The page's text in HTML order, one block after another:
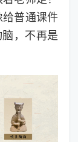
普通课件
，不再是